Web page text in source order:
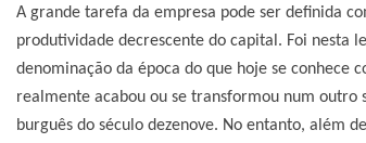
A grande tarefa da empresa pode ser definida
produtividade decrescente do capital. Foi nesta
denominação da época do que hoje se conhece
realmente acabou ou se transformou num
burguês do século dezenove. No entanto, além